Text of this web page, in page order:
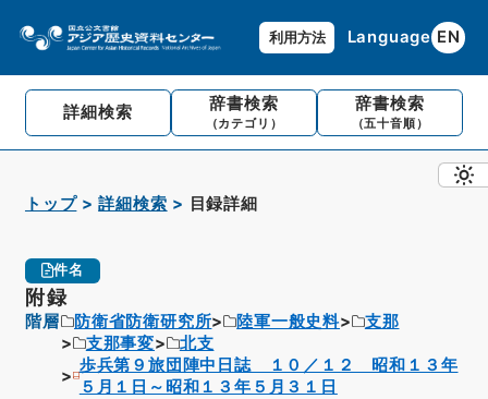
利用方法 Language EN
詳細検索 辞書検索
（カテゴリ）
辞書検索
（五十音順）
トップ 詳細検索 目録詳細
件名
附録
階層 防衛省防衛研究所 陸軍一般史料
支那
支那事変
北支
歩兵第９旅団陣中日誌 １０／１２ 昭和１３年
５月１日～昭和１３年５月３１日